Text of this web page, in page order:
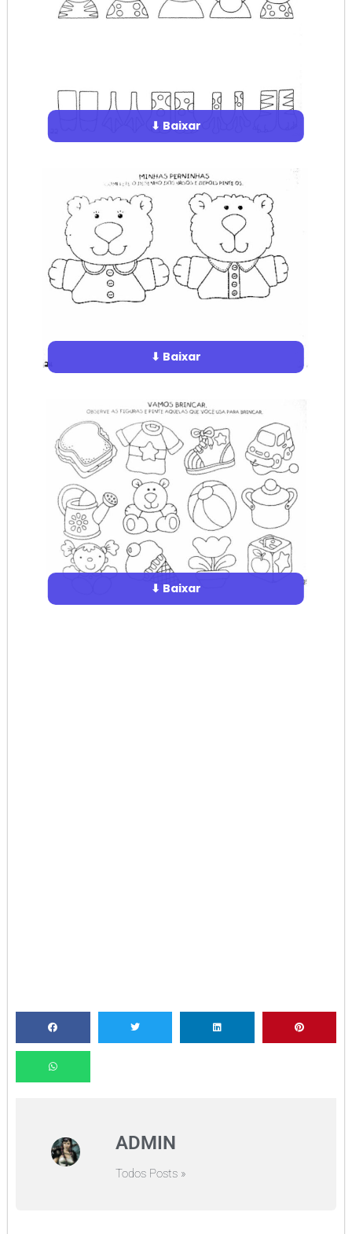
⬇ Baixar
⬇ Baixar
⬇ Baixar
ADMIN
Todos Posts »